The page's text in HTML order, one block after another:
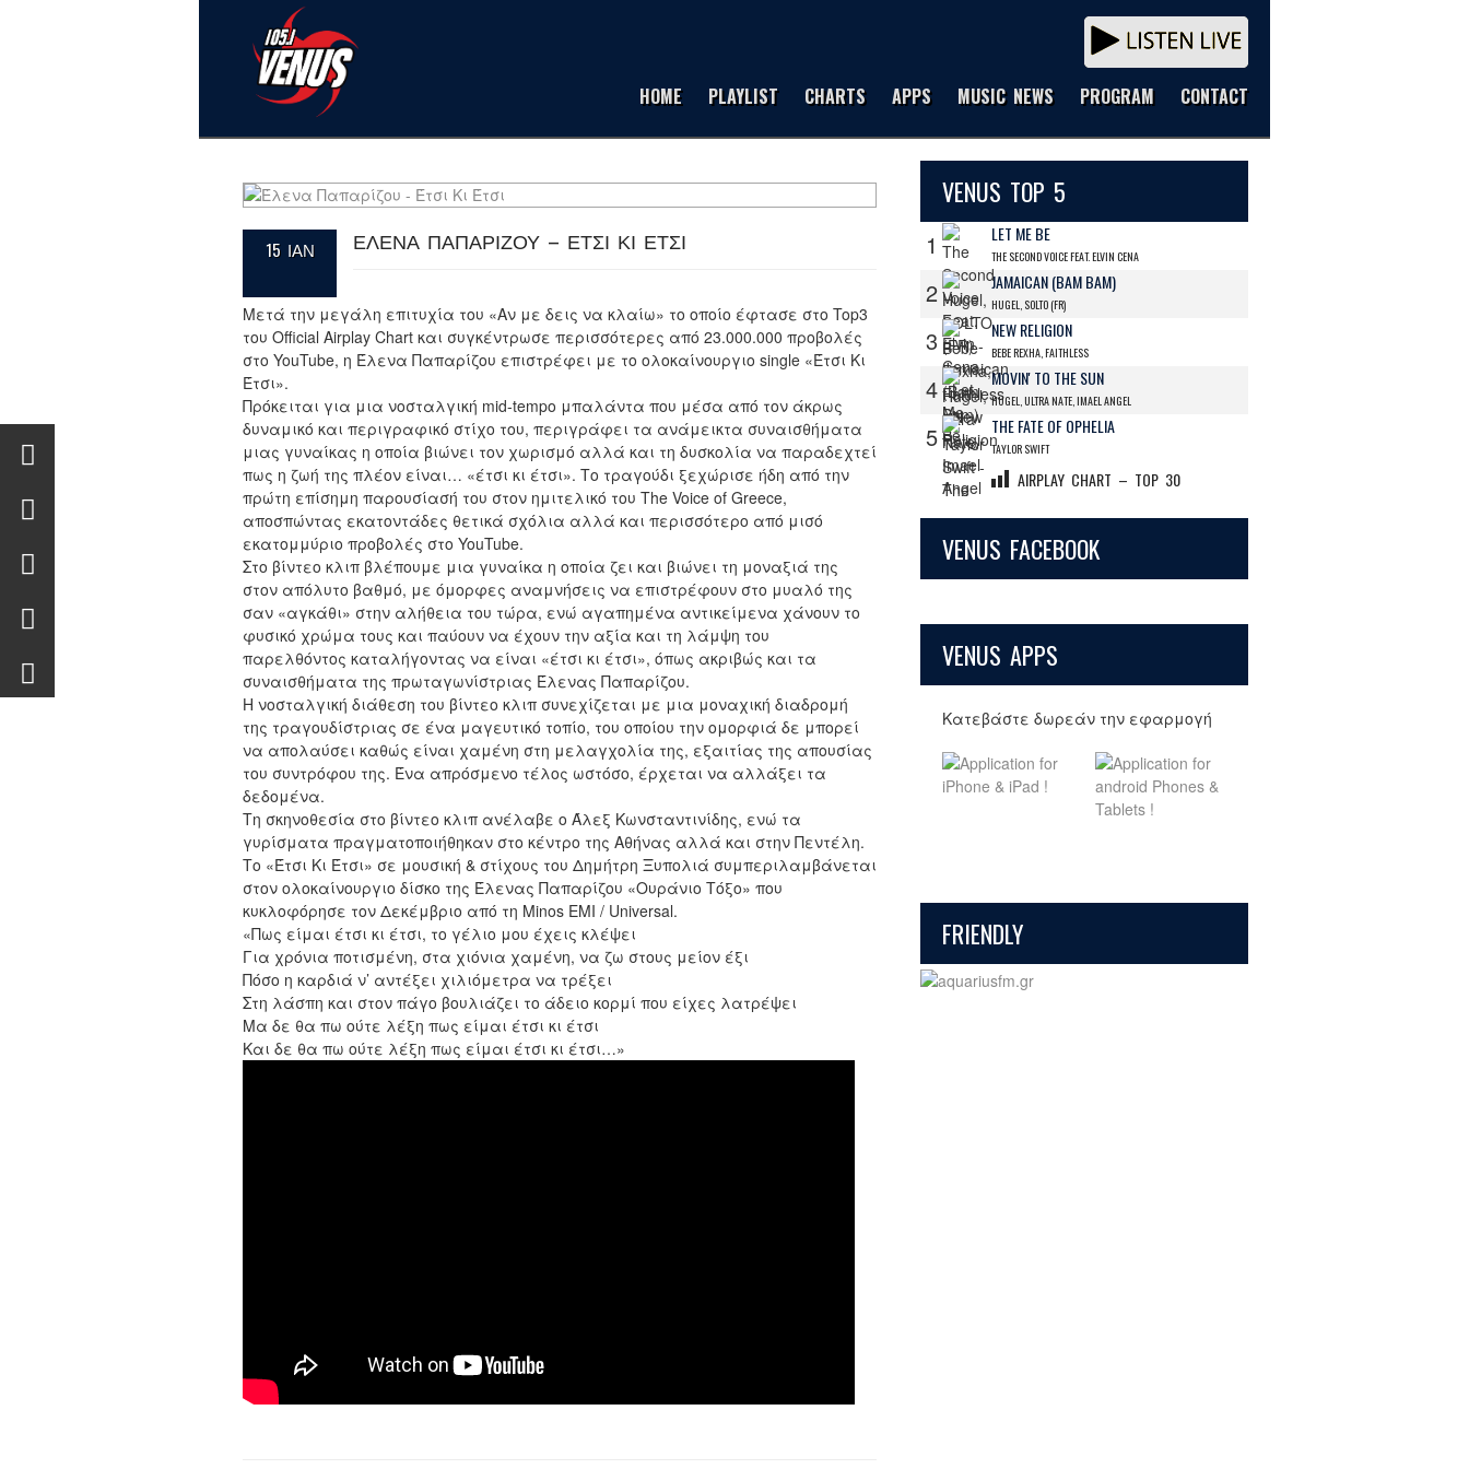
HOME PLAYLIST CHARTS APPS MUSIC NEWS PROGRAM CONTACT
15 ΙΑΝ ΕΛΕΝΑ ΠΑΠΑΡΙΖΟΥ – ΕΤΣΙ ΚΙ ΕΤΣΙ
Μετά την μεγάλη επιτυχία του «Αν με δεις να κλαίω» το οποίο έφτασε στο Top3
του Official Airplay Chart και συγκέντρωσε περισσότερες από 23.000.000 προβολές
στο YouTube, η Έλενα Παπαρίζου επιστρέφει με το ολοκαίνουργιο single «Έτσι Κι
Έτσι».
Πρόκειται για μια νοσταλγική mid-tempo μπαλάντα που μέσα από τον άκρως
δυναμικό και περιγραφικό στίχο του, περιγράφει τα ανάμεικτα συναισθήματα
μιας γυναίκας η οποία βιώνει τον χωρισμό αλλά και τη δυσκολία να παραδεχτεί
πως η ζωή της πλέον είναι… «έτσι κι έτσι». Το τραγούδι ξεχώρισε ήδη από την
πρώτη επίσημη παρουσίασή του στον ημιτελικό του The Voice of Greece,
αποσπώντας εκατοντάδες θετικά σχόλια αλλά και περισσότερο από μισό
εκατομμύριο προβολές στο YouTube.
Στο βίντεο κλιπ βλέπουμε μια γυναίκα η οποία ζει και βιώνει τη μοναξιά της
στον απόλυτο βαθμό, με όμορφες αναμνήσεις να επιστρέφουν στο μυαλό της
σαν «αγκάθι» στην αλήθεια του τώρα, ενώ αγαπημένα αντικείμενα χάνουν το
φυσικό χρώμα τους και παύουν να έχουν την αξία και τη λάμψη του
παρελθόντος καταλήγοντας να είναι «έτσι κι έτσι», όπως ακριβώς και τα
συναισθήματα της πρωταγωνίστριας Έλενας Παπαρίζου.
Η νοσταλγική διάθεση του βίντεο κλιπ συνεχίζεται με μια μοναχική διαδρομή
της τραγουδίστριας σε ένα μαγευτικό τοπίο, του οποίου την ομορφιά δε μπορεί
να απολαύσει καθώς είναι χαμένη στη μελαγχολία της, εξαιτίας της απουσίας
του συντρόφου της. Ένα απρόσμενο τέλος ωστόσο, έρχεται να αλλάξει τα
δεδομένα.
Τη σκηνοθεσία στο βίντεο κλιπ ανέλαβε ο Άλεξ Κωνσταντινίδης, ενώ τα
γυρίσματα πραγματοποιήθηκαν στο κέντρο της Αθήνας αλλά και στην Πεντέλη.
Το «Έτσι Κι Έτσι» σε μουσική & στίχους του Δημήτρη Ξυπολιά συμπεριλαμβάνεται
στον ολοκαίνουργιο δίσκο της Έλενας Παπαρίζου «Ουράνιο Τόξο» που
κυκλοφόρησε τον Δεκέμβριο από τη Minos EMI / Universal.
«Πως είμαι έτσι κι έτσι, το γέλιο μου έχεις κλέψει
Για χρόνια ποτισμένη, στα χιόνια χαμένη, να ζω στους μείον έξι
Πόσο η καρδιά ν’ αντέξει χιλιόμετρα να τρέξει
Στη λάσπη και στον πάγο βουλιάζει το άδειο κορμί που είχες λατρέψει
Μα δε θα πω ούτε λέξη πως είμαι έτσι κι έτσι
Και δε θα πω ούτε λέξη πως είμαι έτσι κι έτσι…»
VENUS TOP 5
1 LET ME BE
THE SECOND VOICE FEAT. ELVIN CENA
2 JAMAICAN (BAM BAM)
HUGEL, SOLTO (FR)
3 NEW RELIGION
BEBE REXHA, FAITHLESS
4 MOVIN' TO THE SUN
HUGEL, ULTRA NATE, IMAEL ANGEL
5 THE FATE OF OPHELIA
TAYLOR SWIFT
AIRPLAY CHART – TOP 30
VENUS FACEBOOK
VENUS APPS
Κατεβάστε δωρεάν την εφαρμογή
FRIENDLY